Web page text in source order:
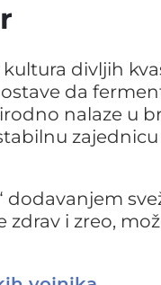
divljih
da
nalaze u
dodavanjem
zdrav i zreo,